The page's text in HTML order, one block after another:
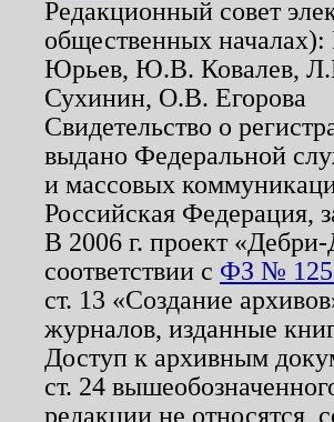
Редакционный совет
общественных
Юрьев, Ю.В. Ковалев,
Сухинин, О.В. Егорова
Свидетельство о
выдано Федеральной
и массовых
Российская Федерация,
В 2006 г. проект
соответствии с ФЗ № 125
ст. 13 «Создание
журналов, изданные
Доступ к архивным
ст. 24
редакции не относятся,